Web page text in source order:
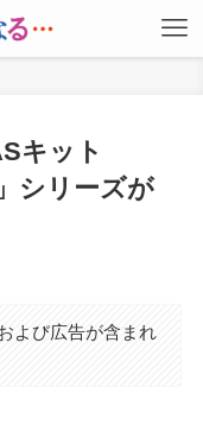
キット
シリーズが
よび広告が含まれ